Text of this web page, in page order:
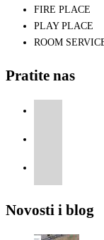
FIRE PLACE
PLAY PLACE
ROOM
Pratite nas
Novosti i blog